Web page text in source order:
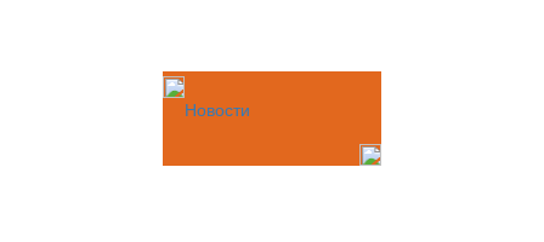
Новости